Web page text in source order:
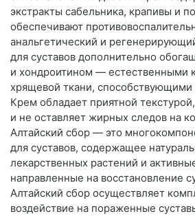
экстракты сабельника, крапивы и
обеспечивают
анальгетический и
для суставов дополнительно
и хондроитином — естественными
хрящевой ткани, способствующими
Крем обладает приятной
и не оставляет жирных следов на
Алтайский сбор — это
для суставов, содержащее
лекарственных растений и
направленные на восстановление
Алтайский сбор осуществляет
воздействие на пораженные